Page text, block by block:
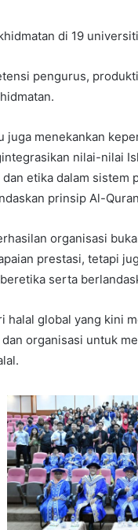
di 19
pengurus,
juga menekankan
nilai-nilai
dan etika dalam sistem
prinsip Al-
organisasi
prestasi, tetapi
serta
global yang kini
organisasi untuk